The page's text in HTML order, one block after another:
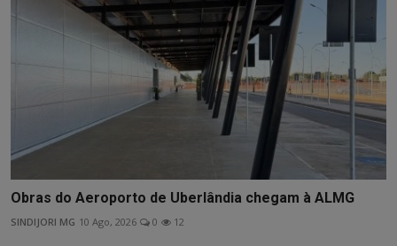
Obras do Aeroporto de Uberlândia chegam à ALMG
SINDIJORI MG 10 Ago, 2026 0 12